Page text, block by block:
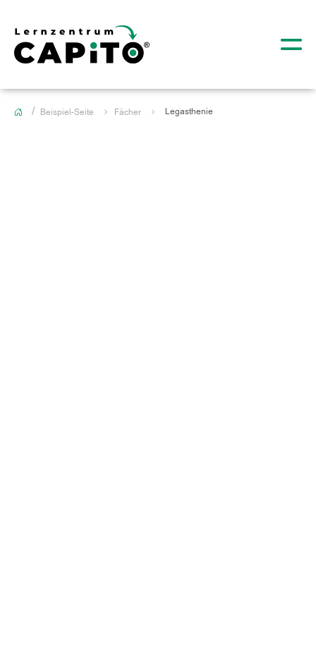
Beispiel-Seite Fächer Legasthenie